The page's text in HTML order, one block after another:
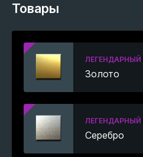
Товары
ЛЕГЕНДАРНЫЙ
Золото
ЛЕГЕНДАРНЫЙ
Серебро